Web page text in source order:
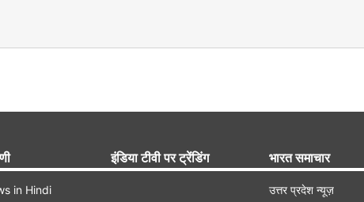
in Hindi
इंडिया टीवी पर ट्रेंडिंग भारत समाचार
उत्तर प्रदेश न्यूज़